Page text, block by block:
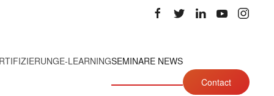
E-LEARNINGSEMINARE NEWS
Contact